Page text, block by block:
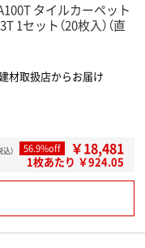
タイルカーペット
セット（20枚入）（直
材取扱店からお届け
） 56.9%off ￥18,481
1枚あたり ￥924.05